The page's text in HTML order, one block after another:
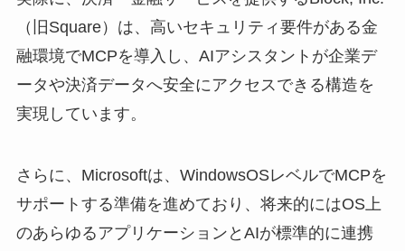
（旧Square）は、高いセキュリティ要件がある金
融環境でMCPを導入し、AIアシスタントが企業デ
ータや決済データへ安全にアクセスできる構造を
実現しています。
さらに、Microsoftは、WindowsOSレベルでMCPを
サポートする準備を進めており、将来的にはOS上
のあらゆるアプリケーションとAIが標準的に連携